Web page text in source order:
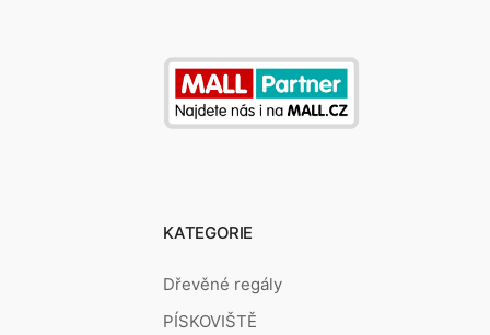
KATEGORIE
Dřevěné regály
PÍSKOVIŠTĚ